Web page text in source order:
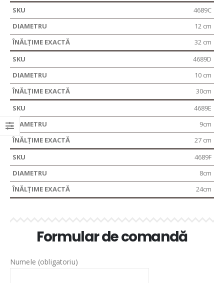
4689C
12 cm
32 cm
4689D
10 cm
30cm
4689E
9cm
27 cm
4689F
8cm
24cm
Formular de comandă
Numele (obligatoriu)